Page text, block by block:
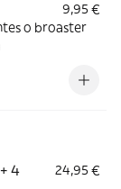
9,95 €
o broaster
4
24,95 €